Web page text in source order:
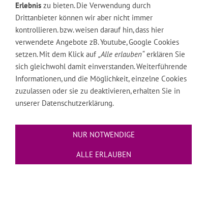
Erlebnis zu bieten. Die Verwendung durch
Drittanbieter können wir aber nicht immer
kontrollieren. bzw. weisen darauf hin, dass hier
verwendete Angebote zB. Youtube, Google Cookies
setzen. Mit dem Klick auf „Alle erlauben“erklären Sie
sich gleichwohl damit einverstanden. Weiterführende
Informationen, und die Möglichkeit, einzelne Cookies
zuzulassen oder sie zu deaktivieren, erhalten Sie in
unserer Datenschutzerklärung.
NUR NOTWENDIGE
ALLE ERLAUBEN